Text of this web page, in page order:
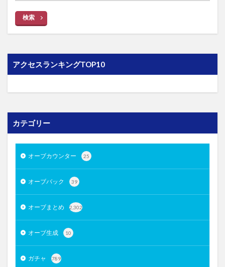
検索
アクセスランキングTOP10
カテゴリー
オーブカウンター 25
オーブバック 39
オーブまとめ 2,302
オーブ生成 10
ガチャ 789